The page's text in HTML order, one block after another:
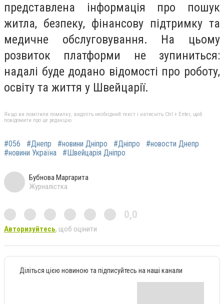
представлена інформація про пошук
житла, безпеку, фінансову підтримку та
медичне обслуговування. На цьому
розвиток платформи не зупиниться:
надалі буде додано відомості про роботу,
освіту та життя у Швейцарії.
Якщо ви помітили помилку, виділіть необхідний текст і натисніть Ctrl + Enter, щоб
повідомити про це редакцію
#056 #Днепр #новини Дніпро #Дніпро
#новости Днепр
#новини Україна
#Швейцарія Дніпро
Бубнова Маргарита
Журналістка
0,0
Авторизуйтесь, щоб оцінити
Діліться цією новиною та підписуйтесь на наші канали